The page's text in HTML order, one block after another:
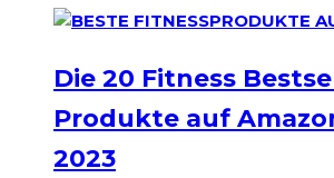
Die 20 Fitness
Produkte auf
2023